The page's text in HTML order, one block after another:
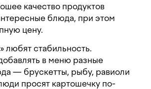
качество продуктов
блюда, при этом
цену.
любят стабильность.
в меню разные
— брускетты, рыбу, равиоли
просят картошечку по-